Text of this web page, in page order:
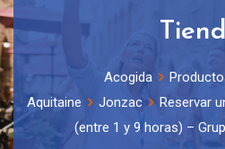
Acogida
Aquitaine
Jonzac
Reservar
(entre 1 y 9 horas) –